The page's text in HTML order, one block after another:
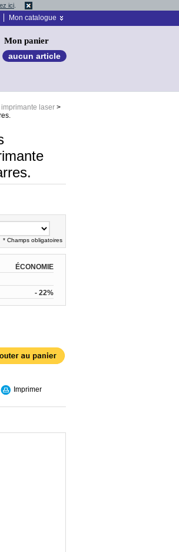
ici
Mon catalogue
Mon panier
aucun article
imprimante laser >
* Champs obligatoires
ÉCONOMIE
- 22%
Imprimer